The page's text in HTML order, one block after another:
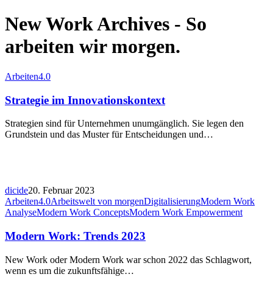
New Work Archives - So
arbeiten wir morgen.
Arbeiten4.0
Strategie im Innovationskontext
Strategien sind für Unternehmen unumgänglich. Sie legen den
Grundstein und das Muster für Entscheidungen und…
dicide20. Februar 2023
Arbeiten4.0Arbeitswelt von morgenDigitalisierungModern Work
AnalyseModern Work ConceptsModern Work Empowerment
Modern Work: Trends 2023
New Work oder Modern Work war schon 2022 das Schlagwort,
wenn es um die zukunftsfähige…